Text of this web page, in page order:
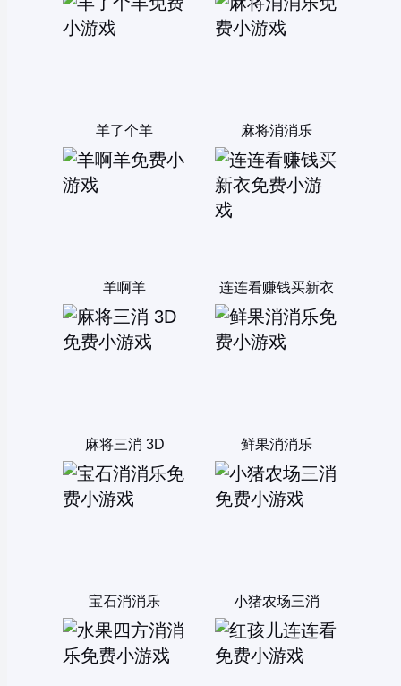
羊了个羊 麻将消消乐
羊啊羊 连连看赚钱买新衣
麻将三消 3D 鲜果消消乐
宝石消消乐 小猪农场三消